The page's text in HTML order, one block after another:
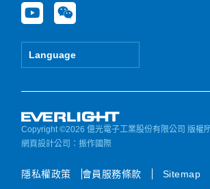
Y
o
u
e
W
e
i
Language
Copyright ©2026 億光電子工業股份有限公司 版權
網頁設計公司 ：振作國際
隱私權政策 會員服務條款 Sitemap